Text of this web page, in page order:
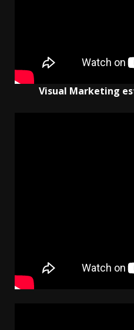
Visual Marketing